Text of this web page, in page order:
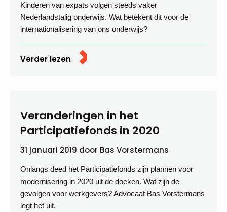
Kinderen van expats volgen steeds vaker
Nederlandstalig onderwijs. Wat betekent dit voor de
internationalisering van ons onderwijs?
Verder lezen
Veranderingen in het
Participatiefonds in 2020
31 januari 2019 door Bas Vorstermans
Onlangs deed het Participatiefonds zijn plannen voor
modernisering in 2020 uit de doeken. Wat zijn de
gevolgen voor werkgevers? Advocaat Bas Vorstermans
legt het uit.